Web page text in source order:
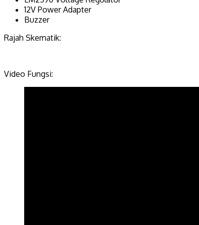
12V Power Adapter
Buzzer
Rajah Skematik:
Video Fungsi: